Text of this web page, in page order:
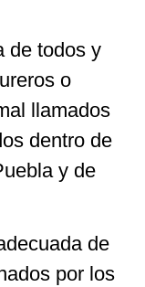
de todos y
o
llamados
dentro de
y de
de
por los